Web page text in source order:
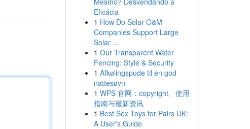
Eficácia
1 How Do Solar O&M
Companies Support Large
Solar ...
1 Our Transparent Water
Fencing: Style & Security
1 Afkølingspude til en god
nattesøvn
1 WPS 官网：copyright、使用
指南与最新资讯
1 Best Sex Toys for Pairs UK:
A User's Guide